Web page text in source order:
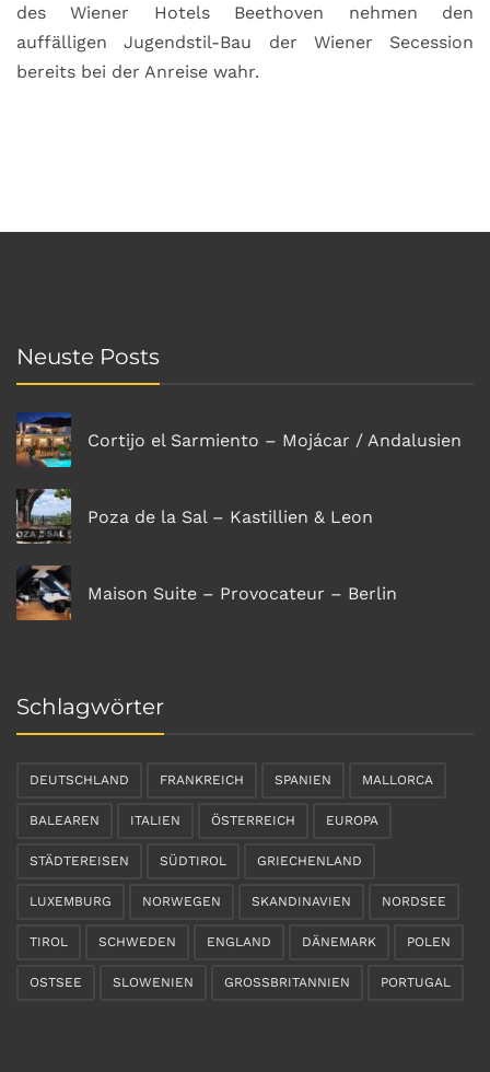
des Wiener Hotels Beethoven nehmen den
auffälligen Jugendstil-Bau der Wiener Secession
bereits bei der Anreise wahr.
Neuste Posts
Cortijo el Sarmiento – Mojácar / Andalusien
Poza de la Sal – Kastillien & Leon
Maison Suite – Provocateur – Berlin
Schlagwörter
DEUTSCHLAND FRANKREICH SPANIEN MALLORCA
BALEAREN ITALIEN ÖSTERREICH EUROPA
STÄDTEREISEN SÜDTIROL GRIECHENLAND
LUXEMBURG NORWEGEN SKANDINAVIEN NORDSEE
TIROL SCHWEDEN ENGLAND DÄNEMARK POLEN
OSTSEE SLOWENIEN GROSSBRITANNIEN PORTUGAL